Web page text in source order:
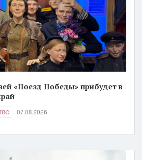
«Поезд Победы» прибудет в
07.08.2026